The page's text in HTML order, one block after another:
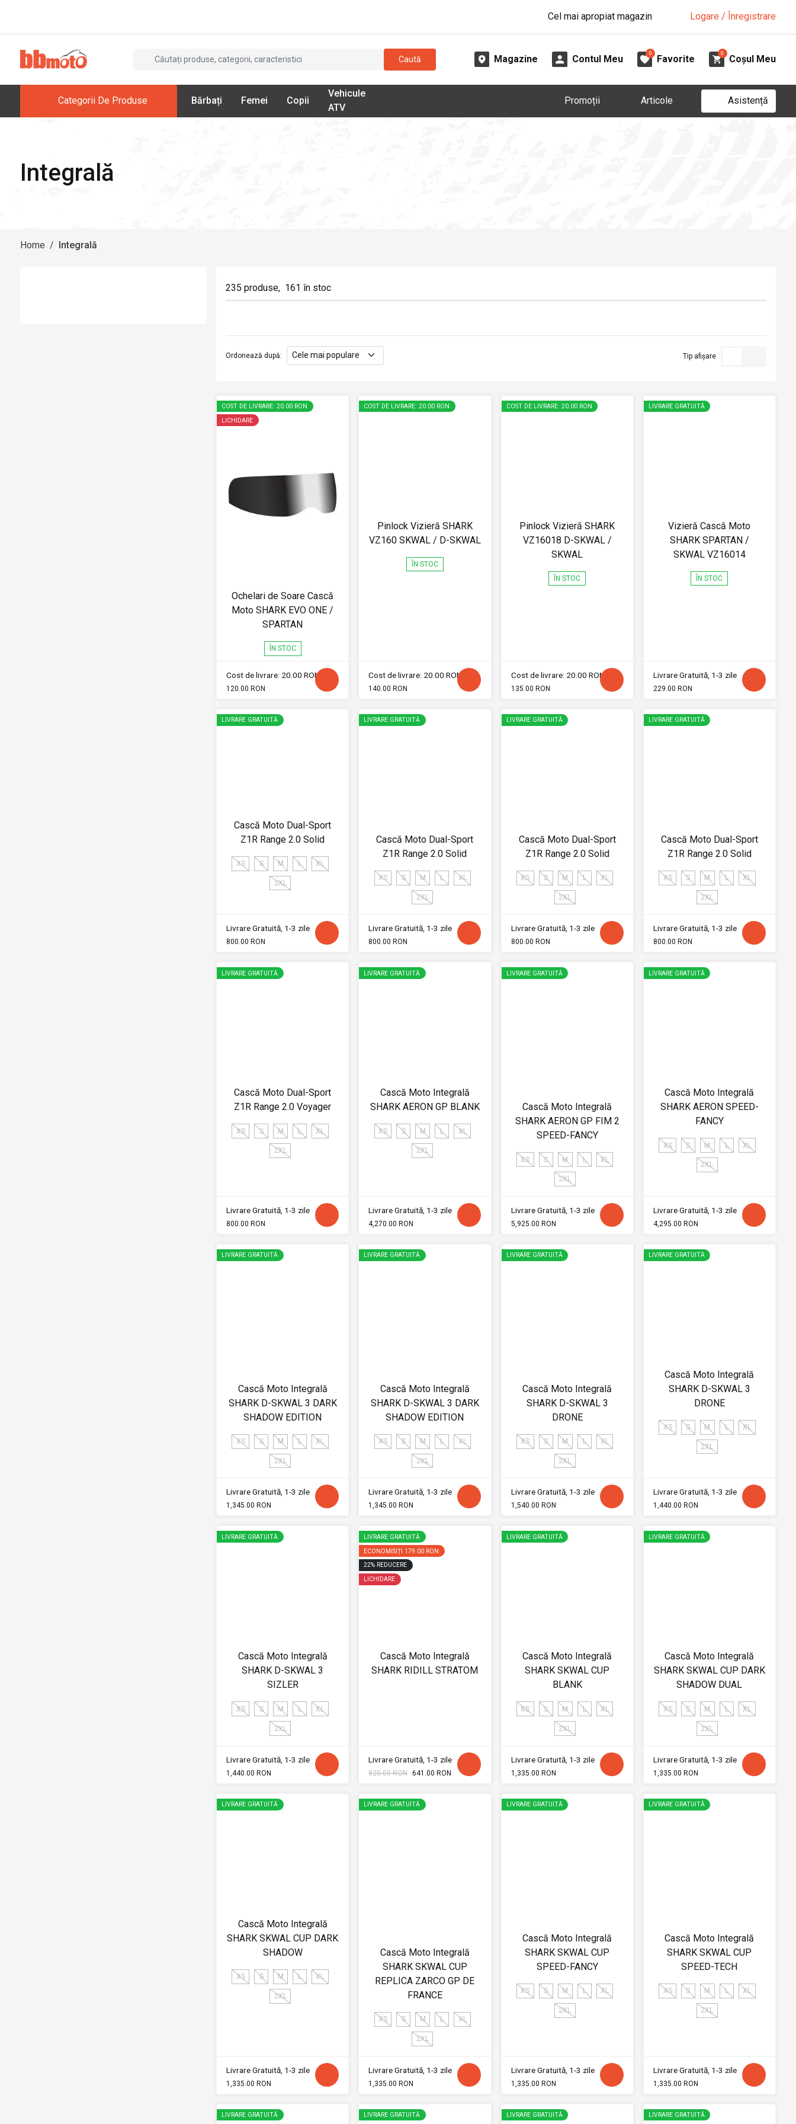
Cel mai apropiat magazin Logare / Înregistrare
Caută Magazine Contul Meu
0
Favorite
0
Coșul Meu
Categorii De Produse Bărbați Femei Copii
Vehicule
ATV
Promoții Articole Asistență
Integrală
Home / Integrală
235 produse, 161 în stoc
Ordonează după: Tip afișare
COST DE LIVRARE: 20.00 RON
LICHIDARE
Ochelari de Soare Cască
Moto SHARK EVO ONE /
SPARTAN
ÎN STOC
Cost de livrare: 20.00 RON
120.00 RON
COST DE LIVRARE: 20.00 RON
Pinlock Vizieră SHARK
VZ160 SKWAL / D-SKWAL
ÎN STOC
Cost de livrare: 20.00 RON
140.00 RON
COST DE LIVRARE: 20.00 RON
Pinlock Vizieră SHARK
VZ16018 D-SKWAL /
SKWAL
ÎN STOC
Cost de livrare: 20.00 RON
135.00 RON
LIVRARE GRATUITĂ
Vizieră Cască Moto
SHARK SPARTAN /
SKWAL VZ16014
ÎN STOC
Livrare Gratuită, 1-3 zile
229.00 RON
LIVRARE GRATUITĂ
Cască Moto Dual-Sport
Z1R Range 2.0 Solid
XS S M L XL
2XL
Livrare Gratuită, 1-3 zile
800.00 RON
LIVRARE GRATUITĂ
Cască Moto Dual-Sport
Z1R Range 2.0 Solid
XS S M L XL
2XL
Livrare Gratuită, 1-3 zile
800.00 RON
LIVRARE GRATUITĂ
Cască Moto Dual-Sport
Z1R Range 2.0 Solid
XS S M L XL
2XL
Livrare Gratuită, 1-3 zile
800.00 RON
LIVRARE GRATUITĂ
Cască Moto Dual-Sport
Z1R Range 2.0 Solid
XS S M L XL
2XL
Livrare Gratuită, 1-3 zile
800.00 RON
LIVRARE GRATUITĂ
Cască Moto Dual-Sport
Z1R Range 2.0 Voyager
XS S M L XL
2XL
Livrare Gratuită, 1-3 zile
800.00 RON
LIVRARE GRATUITĂ
Cască Moto Integrală
SHARK AERON GP BLANK
XS S M L XL
2XL
Livrare Gratuită, 1-3 zile
4,270.00 RON
LIVRARE GRATUITĂ
Cască Moto Integrală
SHARK AERON GP FIM 2
SPEED-FANCY
XS S M L XL
2XL
Livrare Gratuită, 1-3 zile
5,925.00 RON
LIVRARE GRATUITĂ
Cască Moto Integrală
SHARK AERON SPEED-
FANCY
XS S M L XL
2XL
Livrare Gratuită, 1-3 zile
4,295.00 RON
LIVRARE GRATUITĂ
Cască Moto Integrală
SHARK D-SKWAL 3 DARK
SHADOW EDITION
XS S M L XL
2XL
Livrare Gratuită, 1-3 zile
1,345.00 RON
LIVRARE GRATUITĂ
Cască Moto Integrală
SHARK D-SKWAL 3 DARK
SHADOW EDITION
XS S M L XL
2XL
Livrare Gratuită, 1-3 zile
1,345.00 RON
LIVRARE GRATUITĂ
Cască Moto Integrală
SHARK D-SKWAL 3
DRONE
XS S M L XL
2XL
Livrare Gratuită, 1-3 zile
1,540.00 RON
LIVRARE GRATUITĂ
Cască Moto Integrală
SHARK D-SKWAL 3
DRONE
XS S M L XL
2XL
Livrare Gratuită, 1-3 zile
1,440.00 RON
LIVRARE GRATUITĂ
Cască Moto Integrală
SHARK D-SKWAL 3
SIZLER
XS S M L XL
2XL
Livrare Gratuită, 1-3 zile
1,440.00 RON
LIVRARE GRATUITĂ
ECONOMISIȚI 179.00 RON
22% REDUCERE
LICHIDARE
Cască Moto Integrală
SHARK RIDILL STRATOM
Livrare Gratuită, 1-3 zile
820.00 RON 641.00 RON
LIVRARE GRATUITĂ
Cască Moto Integrală
SHARK SKWAL CUP
BLANK
XS S M L XL
2XL
Livrare Gratuită, 1-3 zile
1,335.00 RON
LIVRARE GRATUITĂ
Cască Moto Integrală
SHARK SKWAL CUP DARK
SHADOW DUAL
XS S M L XL
2XL
Livrare Gratuită, 1-3 zile
1,335.00 RON
LIVRARE GRATUITĂ
Cască Moto Integrală
SHARK SKWAL CUP DARK
SHADOW
XS S M L XL
2XL
Livrare Gratuită, 1-3 zile
1,335.00 RON
LIVRARE GRATUITĂ
Cască Moto Integrală
SHARK SKWAL CUP
REPLICA ZARCO GP DE
FRANCE
XS S M L XL
2XL
Livrare Gratuită, 1-3 zile
1,335.00 RON
LIVRARE GRATUITĂ
Cască Moto Integrală
SHARK SKWAL CUP
SPEED-FANCY
XS S M L XL
2XL
Livrare Gratuită, 1-3 zile
1,335.00 RON
LIVRARE GRATUITĂ
Cască Moto Integrală
SHARK SKWAL CUP
SPEED-TECH
XS S M L XL
2XL
Livrare Gratuită, 1-3 zile
1,335.00 RON
LIVRARE GRATUITĂ LIVRARE GRATUITĂ LIVRARE GRATUITĂ LIVRARE GRATUITĂ